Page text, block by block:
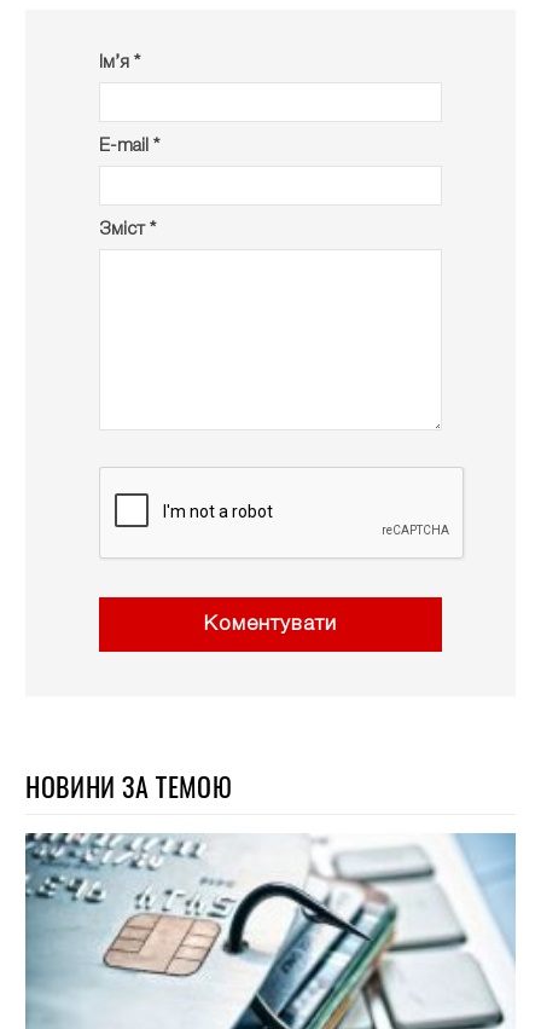
Ім’я *
E-mail *
Зміст *
Коментувати
НОВИНИ ЗА ТЕМОЮ